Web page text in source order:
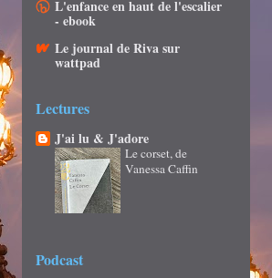
L'enfance en haut de l'escalier
- ebook
Le journal de Riva sur
wattpad
Lectures
J'ai lu & J'adore
Le corset, de
Vanessa Caffin
Podcast